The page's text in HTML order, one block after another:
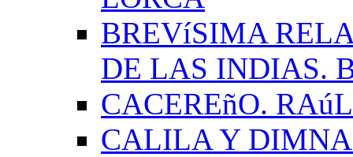
BREVíSIMA
DE LAS INDIAS.
CACEREñO.
CALILA Y